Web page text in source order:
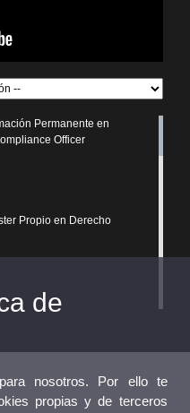
Permanente en
Officer
Propio en Derecho
un postgrado propio de la
de
nosotros. Por ello te
propias y de terceros